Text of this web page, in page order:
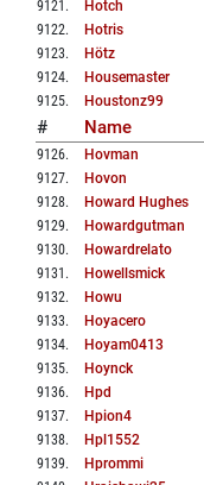
9121 . Hotch
9122. Hotris
9123. Hötz
9124. Housemaster
9125. Houstonz99
# Name
9126. Hovman
9127. Hovon
9128. Howard Hughes
9129. Howardgutman
9130. Howardrelato
9131 . Howellsmick
9132. Howu
9133. Hoyacero
9134. Hoyam0413
9135. Hoynck
9136. Hpd
9137. Hpion4
9138. Hpl1552
9139. Hprommi